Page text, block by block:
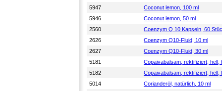
5947
Coconut lemon, 100 ml
5946
Coconut lemon, 50 ml
2560
Coenzym Q 10 Kapseln, 60
2626
Coenzym Q10-Fluid, 10 ml
2627
Coenzym Q10-Fluid, 30 ml
5181
Copaivabalsam, rektifiziert, hell,
5182
Copaivabalsam, rektifiziert, hell,
5014
Corianderöl, natürlich, 10 ml